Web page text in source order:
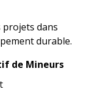
dans
durable.
de Mineurs